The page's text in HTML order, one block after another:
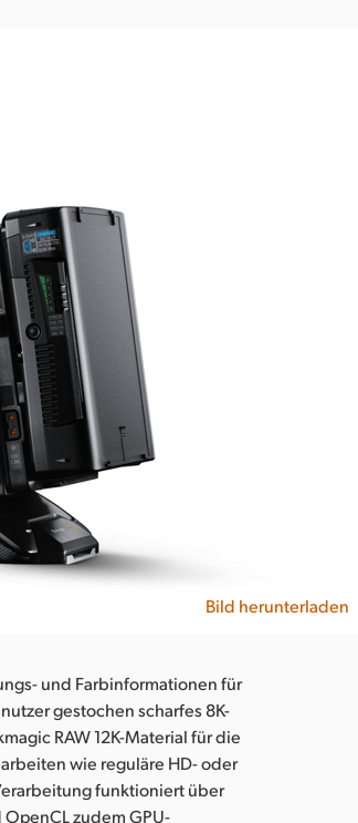
Bild herunterladen
und Farbinformationen für
gestochen scharfes 8K-
RAW 12K-Material für die
wie reguläre HD- oder
funktioniert über
zudem GPU-